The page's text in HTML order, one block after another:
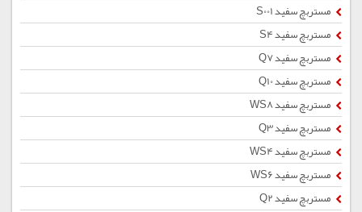
مستربچ سفید S001
مستربچ سفید S4
مستربچ سفید Q7
مستربچ سفید Q10
مستربچ سفید WS8
مستربچ سفید Q3
مستربچ سفید WS4
مستربچ سفید WS6
مستربچ سفید Q2